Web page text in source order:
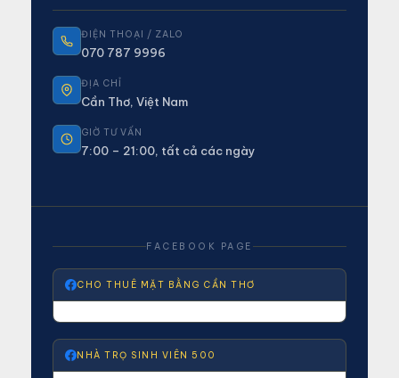
ĐIỆN THOẠI / ZALO
070 787 9996
ĐỊA CHỈ
Cần Thơ, Việt Nam
GIỜ TƯ VẤN
7:00 – 21:00, tất cả các ngày
FACEBOOK PAGE
CHO THUÊ MẶT BẰNG CẦN THƠ
NHÀ TRỌ SINH VIÊN 500